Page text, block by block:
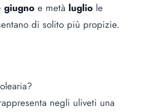
giugno e metà luglio le
di solito più propizie.
negli uliveti una